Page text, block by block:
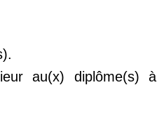
au(x) diplôme(s) à